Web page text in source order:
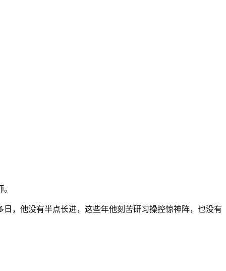
，他没有半点长进，这些年他刻苦研习操控惊神阵，也没有